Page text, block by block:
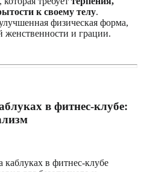
к своему телу.
физическая форма,
женственности и грации.
в фитнес-клубе:
каблуках в фитнес-клубе